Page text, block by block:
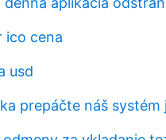
ico cena
usd
prepáčte náš